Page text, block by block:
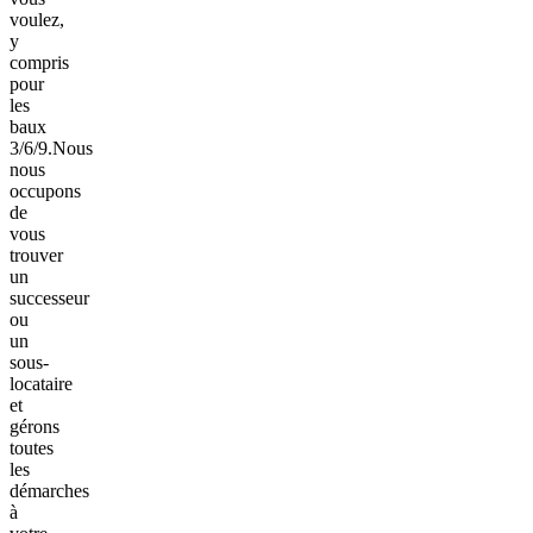
voulez,
y
compris
pour
les
baux
3/6/9.Nous
nous
occupons
de
vous
trouver
un
successeur
ou
un
sous-
locataire
et
gérons
toutes
les
démarches
à